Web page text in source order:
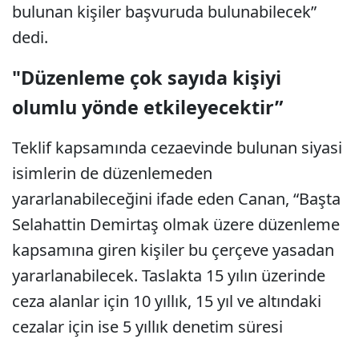
bulunan kişiler başvuruda bulunabilecek”
dedi.
"Düzenleme çok sayıda kişiyi
olumlu yönde etkileyecektir”
Teklif kapsamında cezaevinde bulunan siyasi
isimlerin de düzenlemeden
yararlanabileceğini ifade eden Canan, “Başta
Selahattin Demirtaş olmak üzere düzenleme
kapsamına giren kişiler bu çerçeve yasadan
yararlanabilecek. Taslakta 15 yılın üzerinde
ceza alanlar için 10 yıllık, 15 yıl ve altındaki
cezalar için ise 5 yıllık denetim süresi